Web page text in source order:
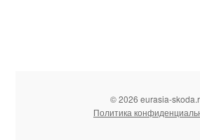
© 2026 eurasia-
Политика